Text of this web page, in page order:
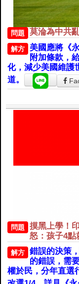
問題 莫淪為中共
解方
美國應將《
附加條款，
化，減少美國維護
道。
問題
摸黑上學！
怒：孩子4點
解方
錯誤的決策
的錯誤，需
權於民，分年直選